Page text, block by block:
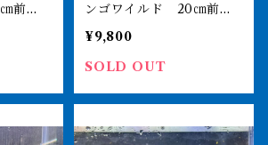
前
ンゴワイルド 20㎝前
後 薬浴完了済
¥9,800
SOLD OUT